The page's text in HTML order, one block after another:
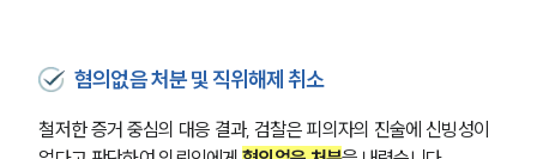
혐의없음 처분 및 직위해제 취소
철저한 증거 중심의 대응 결과, 검찰은 피의자의 진술에 신빙성이